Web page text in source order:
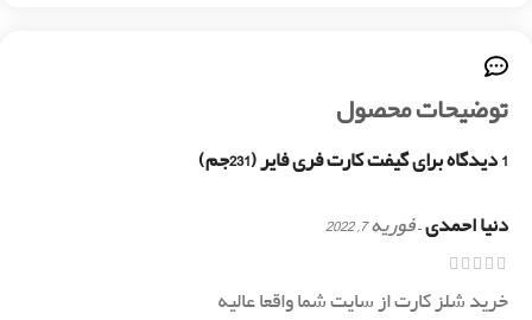
توضیحات محصول
1 دیدگاه برای گیفت کارت فری فایر (231جم)
دنیا احمدی–فوریه 7, 2022
خرید شلز کارت از سایت شما واقعا عالیه